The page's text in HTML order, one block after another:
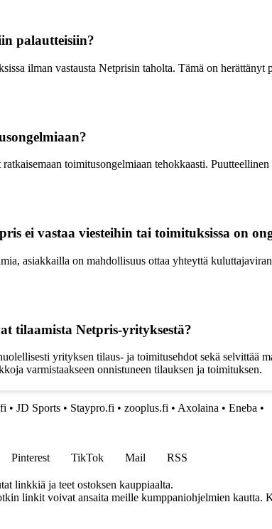
palautteisiin?
ilman vastausta Netprisin taholta. Tämä on
toimitusongelmiaan tehokkaasti.
ei vastaa viesteihin tai toimituksissa on
asiakkailla on mahdollisuus ottaa yhteyttä
tilaamista Netpris-yrityksestä?
yrityksen tilaus- ja toimitusehdot sekä selvittää
varmistaakseen onnistuneen tilauksen ja toimituksen.
• JD Sports • Staypro.fi • zooplus.fi • Axolaina • Eneba •
Pinterest TikTok Mail
RSS
linkkiä ja teet ostoksen kauppiaalta.
linkit voivat ansaita meille kumppaniohjelmien kautta.